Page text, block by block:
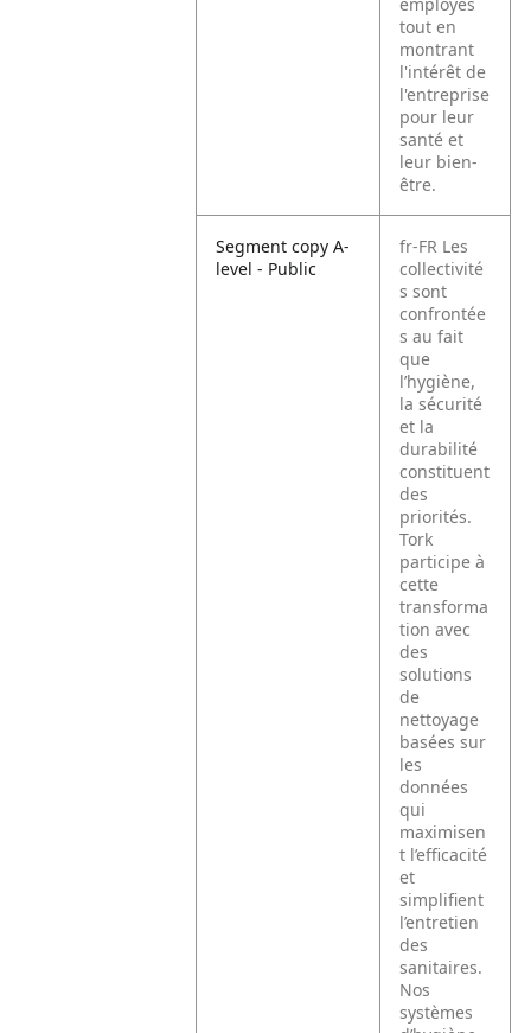
tout en
montrant
l'intérêt de
l'entreprise
pour leur
santé et
leur bien-
être.
Segment copy A-
level - Public
fr-FR Les
collectivité
s sont
confrontée
s au fait
que
l’hygiène,
la sécurité
et la
durabilité
constituent
des
priorités.
Tork
participe à
cette
transforma
tion avec
des
solutions
de
nettoyage
basées sur
les
données
qui
maximisen
t l’efficacité
et
simplifient
l’entretien
des
sanitaires.
Nos
systèmes